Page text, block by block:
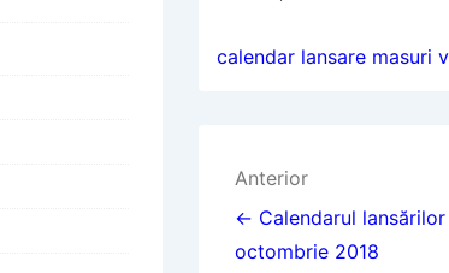
calendar lansare masuri
Navigare
în
Anterior
← Calendarul
octombrie 2018